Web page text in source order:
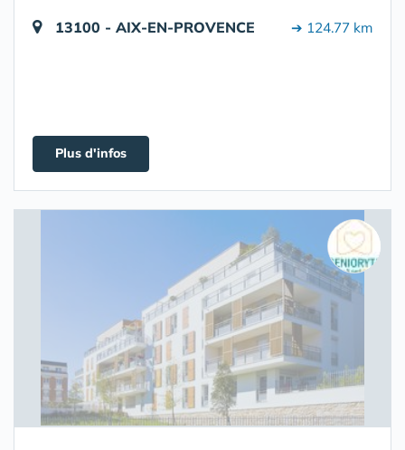
13100 - AIX-EN-PROVENCE ➔ 124.77 km
Plus d'infos